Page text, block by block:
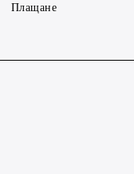
Плащане